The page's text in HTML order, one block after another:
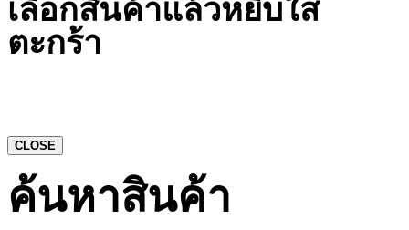
เลือกสินค้าแล้วหยิบใส่
ตะกร้า
CLOSE
ค้นหาสินค้า